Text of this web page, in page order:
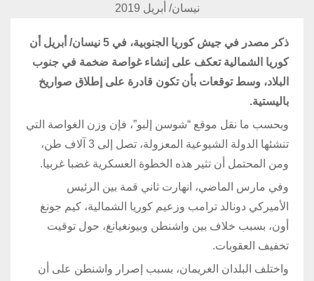
نيسان/ أبريل 2019
ذكر مصدر في جيش كوريا الجنوبية، في 5 نيسان/ أبريل أن
كوريا الشمالية تعكف على إنشاء غواصة ضخمة في جنوب
البلاد، وسط توقعات بأن تكون قادرة على إطلاق صواريخ
باليستية.
وبحسب ما نقل موقع “شوسن إلبو”، فإن وزن الغواصة التي
تنشئها الدولة الشيوعية المعزولة، تصل إلى 3 آلاف طن،
ومن المحتمل أن تثير هذه الخطوة العسكرية غضبا غربيا.
وفي مارس الماضي، انهارت ثاني قمة بين الرئيس
الأميركي دونالد ترامب وزعيم كوريا الشمالية، كيم جونغ
أون، بسبب خلاف بين واشنطن وبيونغيانغ، حول توقيت
تخفيف العقوبات.
واختلف البلدان الغريمان، بسبب إصرار واشنطن على أن